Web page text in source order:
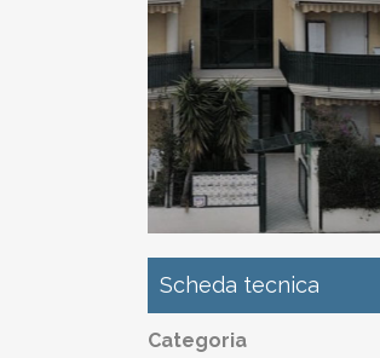
Scheda tecnica
Categoria